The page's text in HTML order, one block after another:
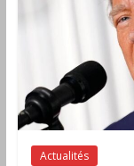
Actualités